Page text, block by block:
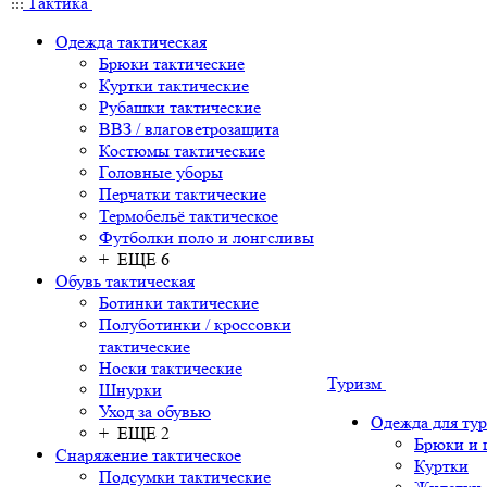
Одежда тактическая
Брюки тактические
Куртки тактические
Рубашки тактические
ВВЗ / влаговетрозащита
Костюмы тактические
Головные уборы
Перчатки тактические
Термобельё тактическое
Футболки поло и лонгсливы
+ ЕЩЕ 6
Обувь тактическая
Ботинки тактические
Полуботинки / кроссовки
тактические
Носки тактические
Шнурки
Уход за обувью
+ ЕЩЕ 2
Снаряжение тактическое
Подсумки тактические
Туризм
Одежда для
Брюки и
Куртки